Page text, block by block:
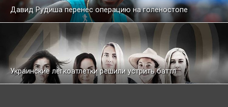
Давид Рудиша перенес операцию на голеностопе
Украинские легкоатлетки решили устрить баттл